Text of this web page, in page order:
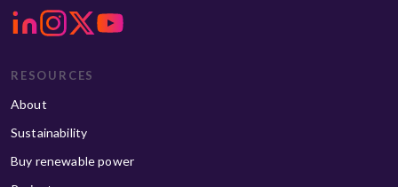
RESOURCES
About
Sustainability
Buy renewable power